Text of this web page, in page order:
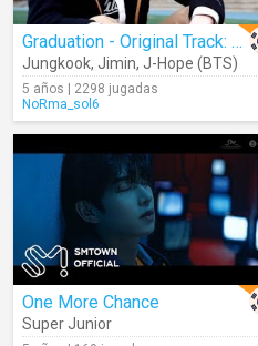
Graduation - Original Track: Snoop Dogg & Wiz Khalifa Ft. Bruno Mars
Jungkook, Jimin, J-Hope (BTS)
5 años | 2298 jugadas
NoRma_sol6
One More Chance
Super Junior